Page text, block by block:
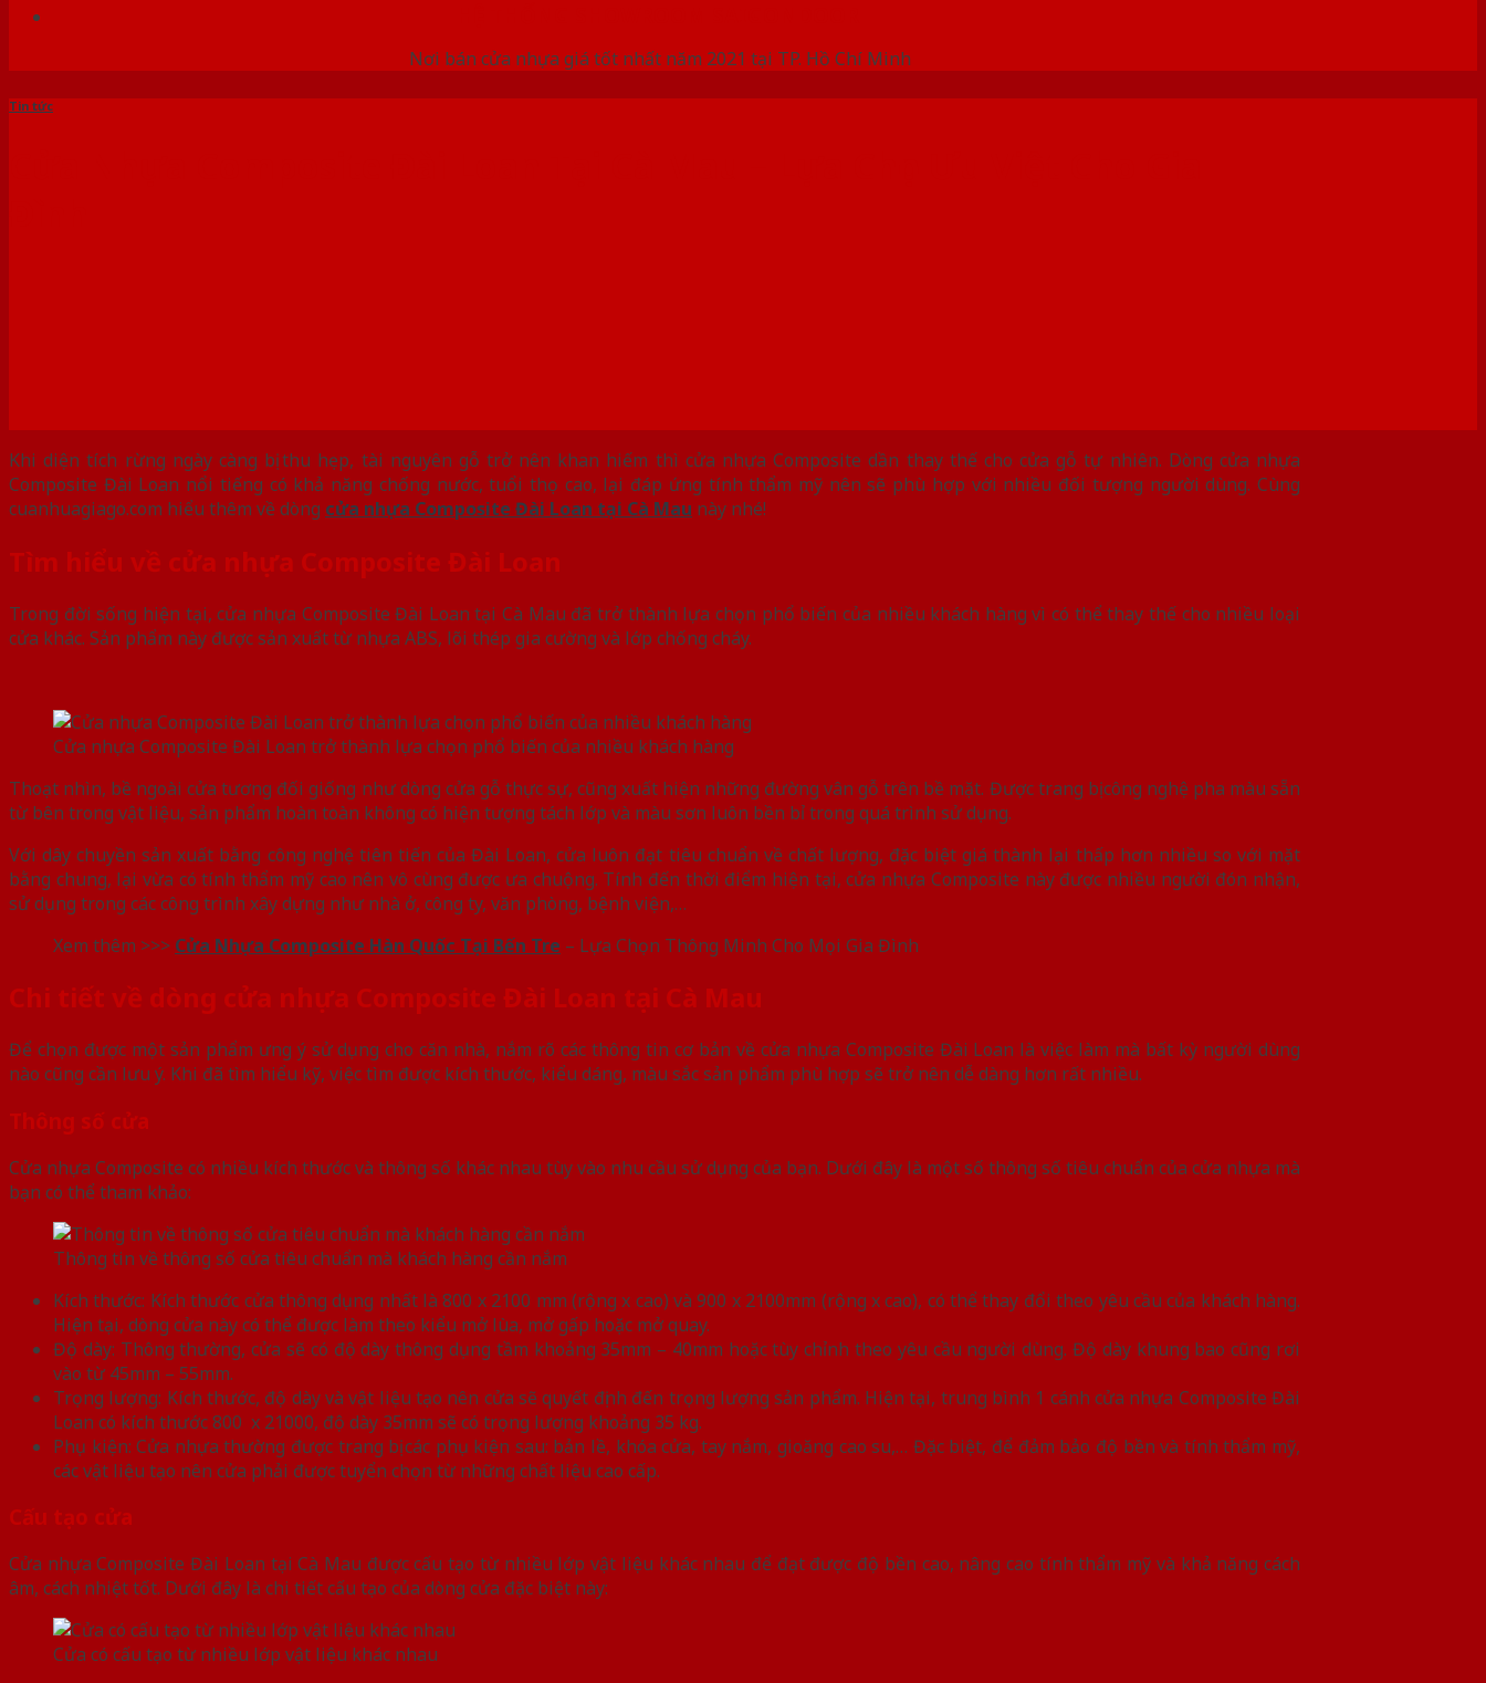
Nơi bán cửa nhựa giá tốt nhất năm 2021 tại TP. Hồ Chí Minh
Tin tức
Khi diện tích rừng ngày càng bị thu hẹp, tài nguyên gỗ trở nên khan hiếm thì cửa nhựa Composite dần thay thế cho cửa gỗ tự nhiên. Dòng cửa nhựa
Composite Đài Loan nổi tiếng có khả năng chống nước, tuổi thọ cao, lại đáp ứng tính thẩm mỹ nên sẽ phù hợp với nhiều đối tượng người dùng. Cùng
cuanhuagiago.com hiểu thêm về dòng cửa nhựa Composite Đài Loan tại Cà Mau này nhé!
Tìm hiểu về cửa nhựa Composite Đài Loan
Trong đời sống hiện tại, cửa nhựa Composite Đài Loan tại Cà Mau đã trở thành lựa chọn phổ biến của nhiều khách hàng vì có thể thay thế cho nhiều loại
cửa khác. Sản phẩm này được sản xuất từ nhựa ABS, lõi thép gia cường và lớp chống cháy.
Cửa nhựa Composite Đài Loan trở thành lựa chọn phổ biến của nhiều khách hàng
Thoạt nhìn, bề ngoài cửa tương đối giống như dòng cửa gỗ thực sự, cũng xuất hiện những đường vân gỗ trên bề mặt. Được trang bị công nghệ pha màu sẵn
từ bên trong vật liệu, sản phẩm hoàn toàn không có hiện tượng tách lớp và màu sơn luôn bền bỉ trong quá trình sử dụng.
Với dây chuyền sản xuất bằng công nghệ tiên tiến của Đài Loan, cửa luôn đạt tiêu chuẩn về chất lượng, đặc biệt giá thành lại thấp hơn nhiều so với mặt
bằng chung, lại vừa có tính thẩm mỹ cao nên vô cùng được ưa chuộng. Tính đến thời điểm hiện tại, cửa nhựa Composite này được nhiều người đón nhận,
sử dụng trong các công trình xây dựng như nhà ở, công ty, văn phòng, bệnh viện,…
Xem thêm >>> Cửa Nhựa Composite Hàn Quốc Tại Bến Tre – Lựa Chọn Thông Minh Cho Mọi Gia Đình
Chi tiết về dòng cửa nhựa Composite Đài Loan tại Cà Mau
Để chọn được một sản phẩm ưng ý sử dụng cho căn nhà, nắm rõ các thông tin cơ bản về cửa nhựa Composite Đài Loan là việc làm mà bất kỳ người dùng
nào cũng cần lưu ý. Khi đã tìm hiểu kỹ, việc tìm được kích thước, kiểu dáng, màu sắc sản phẩm phù hợp sẽ trở nên dễ dàng hơn rất nhiều.
Thông số cửa
Cửa nhựa Composite có nhiều kích thước và thông số khác nhau tùy vào nhu cầu sử dụng của bạn. Dưới đây là một số thông số tiêu chuẩn của cửa nhựa mà
bạn có thể tham khảo:
Thông tin về thông số cửa tiêu chuẩn mà khách hàng cần nắm
Kích thước: Kích thước cửa thông dụng nhất là 800 x 2100 mm (rộng x cao) và 900 x 2100mm (rộng x cao), có thể thay đổi theo yêu cầu của khách hàng.
Hiện tại, dòng cửa này có thể được làm theo kiểu mở lùa, mở gấp hoặc mở quay.
Độ dày: Thông thường, cửa sẽ có độ dày thông dụng tầm khoảng 35mm – 40mm hoặc tùy chỉnh theo yêu cầu người dùng. Độ dày khung bao cũng rơi
vào từ 45mm – 55mm.
Trọng lượng: Kích thước, độ dày và vật liệu tạo nên cửa sẽ quyết định đến trọng lượng sản phẩm. Hiện tại, trung bình 1 cánh cửa nhựa Composite Đài
Loan có kích thước 800 x 21000, độ dày 35mm sẽ có trọng lượng khoảng 35 kg.
Phụ kiện: Cửa nhựa thường được trang bị các phụ kiện sau: bản lề, khóa cửa, tay nắm, gioăng cao su,… Đặc biệt, để đảm bảo độ bền và tính thẩm mỹ,
các vật liệu tạo nên cửa phải được tuyển chọn từ những chất liệu cao cấp.
Cấu tạo cửa
Cửa nhựa Composite Đài Loan tại Cà Mau được cấu tạo từ nhiều lớp vật liệu khác nhau để đạt được độ bền cao, nâng cao tính thẩm mỹ và khả năng cách
âm, cách nhiệt tốt. Dưới đây là chi tiết cấu tạo của dòng cửa đặc biệt này:
Cửa có cấu tạo từ nhiều lớp vật liệu khác nhau